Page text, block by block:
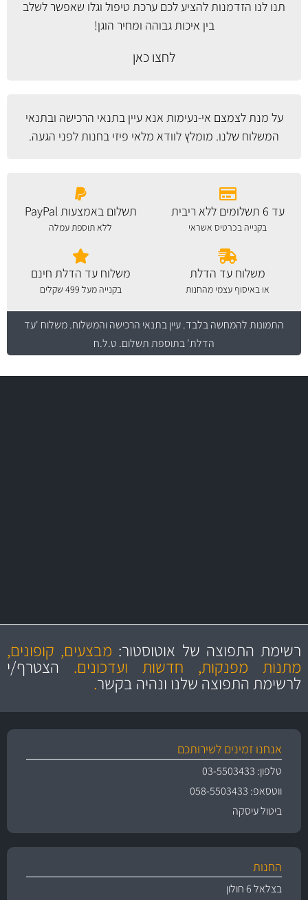
תנו לנו הזדמנות להציע לכם ערכת טיפול וגלו שאפשר לשלב
בין איכות גבוהה ומחיר הוגן!
לחצו כאן
על מנת לצמצם אי-נעימות אנא עייןבתנאי הרכישה ובתנאי
המשלוח שלנו. מומלץ לוודא מלאי פיזי בחנות לפני הגעה.
עד 6 תשלומים ללא ריבית
בקנייה בכרטיס אשראי
תשלום באמצעות PayPal
ללא תוספת עמלה
משלוח עד הדלת
או באיסוף עצמי מהחנות
משלוח עד הדלת חינם
בקנייה מעל 499 שקלים
התמונות להמחשה בלבד.עיין בתנאי הרכישה והמשלוח. משלוח 'עד
הדלת' בתוספת תשלום. ט.ל.ח
מקצועיות
ושירות מצויין
מחירים
הוגנים
והיצע מוצרים איכותירשימת התפוצה של אוטוסטור: מבצעים, קופונים,
מתנות מפנקות, חדשות ועדכונים.הצטרף/י
לרשימת התפוצה שלנו ונהיה בקשר.
אנחנו זמינים לשירותכם
טלפון: 03-5503433
ווטסאפ: 058-5503433
ביטול עיסקה
החנות
בצלאל 6 חולון